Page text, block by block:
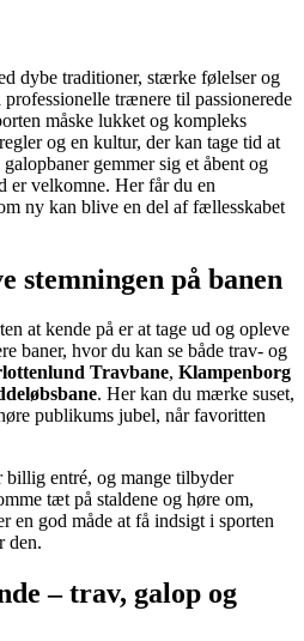
dybe traditioner, stærke følelser og
trænere til passionerede
måske lukket og kompleks
og en kultur, der kan tage tid at
gemmer sig et åbent og
er velkomne. Her får du en
ny kan blive en del af fællesskabet
stemningen på banen
at kende på er at tage ud og opleve
baner, hvor du kan se både trav- og
Travbane, Klampenborg
. Her kan du mærke suset,
publikums jubel, når favoritten
billig entré, og mange tilbyder
tæt på staldene og høre om,
en god måde at få indsigt i sporten
den.
– trav, galop og